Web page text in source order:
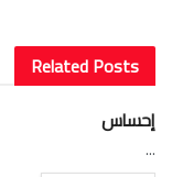
RelatedPosts
إحساس
...